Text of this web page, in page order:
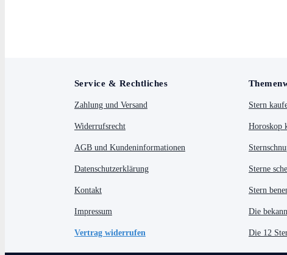
Service & Rechtliches
Zahlung und Versand
Widerrufsrecht
AGB und Kundeninformationen
Datenschutzerklärung
Kontakt
Impressum
Vertrag widerrufen
Stern
Horoskop
Sterne
Stern
Die
Die 12